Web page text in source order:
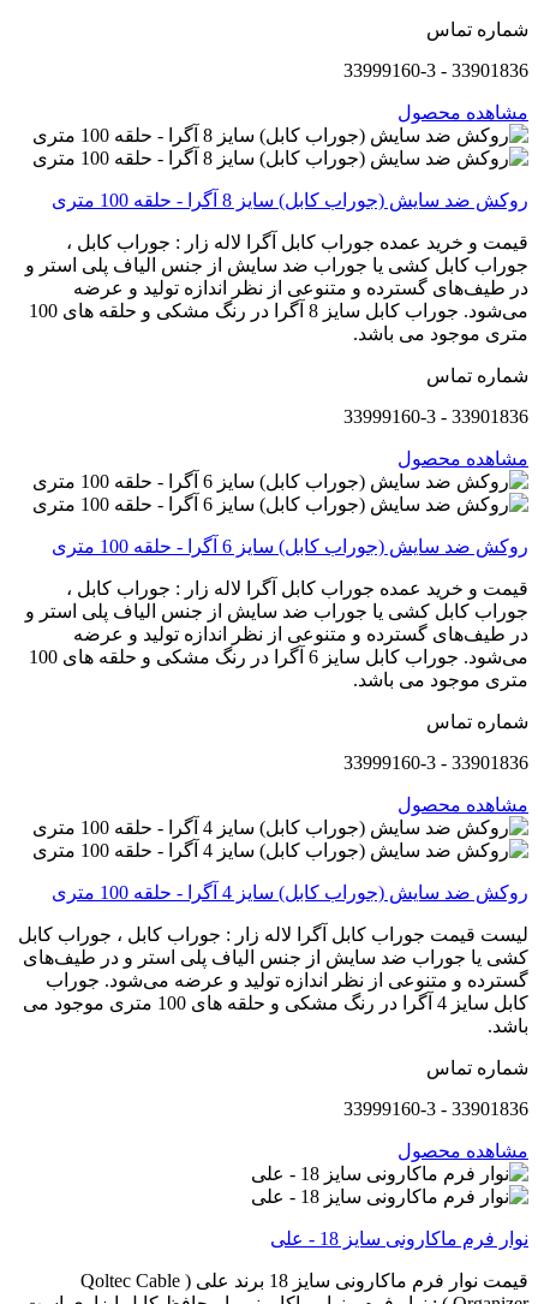
شماره تماس
33901836 - 33999160-3
مشاهده محصول
روکش ضد سایش (جوراب کابل) سایز 8 آگرا - حلقه 100 متری
قیمت و خرید عمده جوراب کابل آگرا لاله زار : جوراب کابل ،
جوراب کابل کشی یا جوراب ضد سایش از جنس الیاف پلی استر و
در طیف‌های گسترده و متنوعی از نظر اندازه تولید و عرضه
می‌شود. جوراب کابل سایز 8 آگرا در رنگ مشکی و حلقه های 100
متری موجود می باشد.
شماره تماس
33901836 - 33999160-3
مشاهده محصول
روکش ضد سایش (جوراب کابل) سایز 6 آگرا - حلقه 100 متری
قیمت و خرید عمده جوراب کابل آگرا لاله زار : جوراب کابل ،
جوراب کابل کشی یا جوراب ضد سایش از جنس الیاف پلی استر و
در طیف‌های گسترده و متنوعی از نظر اندازه تولید و عرضه
می‌شود. جوراب کابل سایز 6 آگرا در رنگ مشکی و حلقه های 100
متری موجود می باشد.
شماره تماس
33901836 - 33999160-3
مشاهده محصول
روکش ضد سایش (جوراب کابل) سایز 4 آگرا - حلقه 100 متری
لیست قیمت جوراب کابل آگرا لاله زار : جوراب کابل ، جوراب کابل
کشی یا جوراب ضد سایش از جنس الیاف پلی استر و در طیف‌های
گسترده و متنوعی از نظر اندازه تولید و عرضه می‌شود. جوراب
کابل سایز 4 آگرا در رنگ مشکی و حلقه های 100 متری موجود می
باشد.
شماره تماس
33901836 - 33999160-3
مشاهده محصول
نوار فرم ماکارونی سایز 18 - علی
قیمت نوار فرم ماکارونی سایز 18 برند علی ( Qoltec Cable